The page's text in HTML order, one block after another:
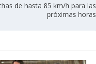
de hasta 85 km/h para las
próximas horas